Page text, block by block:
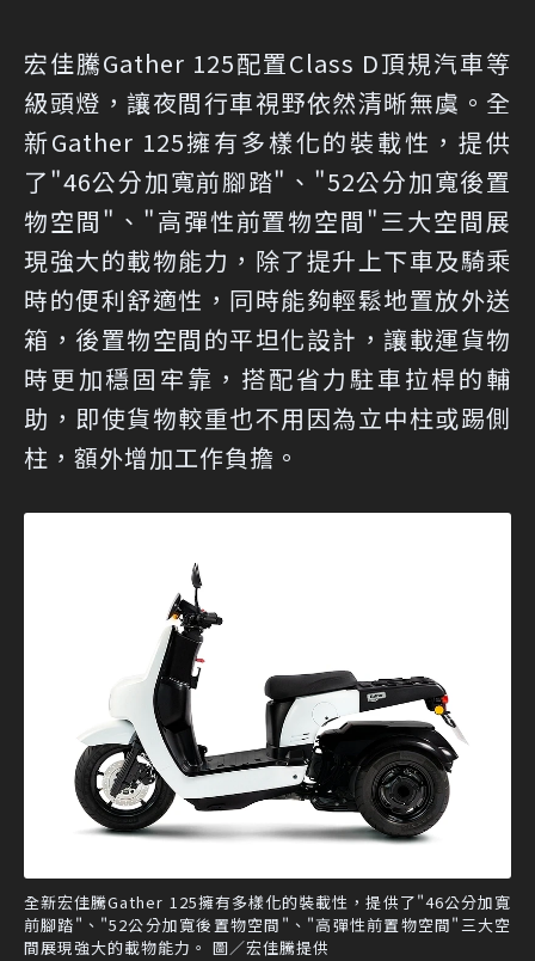
宏佳騰Gather 125配置Class D頂規汽車等
級頭燈，讓夜間行車視野依然清晰無虞。全
新Gather 125擁有多樣化的裝載性，提供
了"46公分加寬前腳踏"、"52公分加寬後置
物空間"、"高彈性前置物空間"三大空間展
現強大的載物能力，除了提升上下車及騎乘
時的便利舒適性，同時能夠輕鬆地置放外送
箱，後置物空間的平坦化設計，讓載運貨物
時更加穩固牢靠，搭配省力駐車拉桿的輔
助，即使貨物較重也不用因為立中柱或踢側
柱，額外增加工作負擔。
全新宏佳騰Gather 125擁有多樣化的裝載性，提供了"46公分加寬
前腳踏"、"52公分加寬後置物空間"、"高彈性前置物空間"三大空
間展現強大的載物能力。 圖／宏佳騰提供